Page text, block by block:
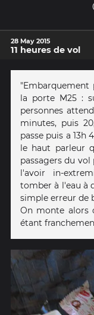
28 May 2015
11 heures de vol
"Embarquement
la porte M25 :
personnes
minutes, puis
passe puis a
le haut parleur
passagers du
l'avoir in-
tomber à l'eau à
simple erreur de
On monte alors
étant